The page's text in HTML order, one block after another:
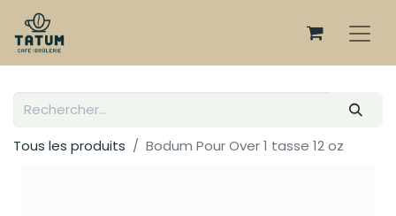
Tous les produits Bodum Pour Over 1 tasse 12 oz